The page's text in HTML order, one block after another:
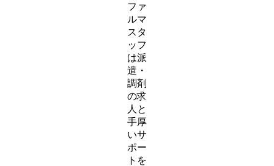
ファ
ルマ
スタ
ッフ
は派
遣・
調剤
の求
人と
手厚
いサ
ポー
トを